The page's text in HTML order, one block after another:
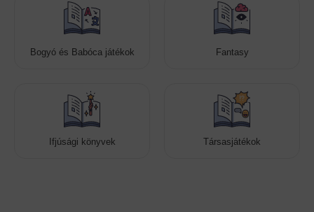
Bogyó és Babóca játékok Fantasy
Ifjúsági könyvek Társasjátékok